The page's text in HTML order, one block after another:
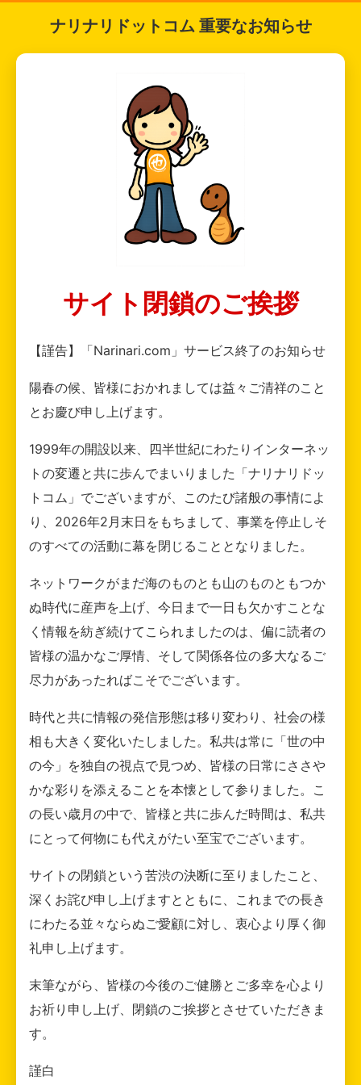
ナリナリドットコム 重要なお知らせ
サイト閉鎖のご挨拶
【謹告】「Narinari.com」サービス終了のお知らせ
陽春の候、皆様におかれましては益々ご清祥のこと
とお慶び申し上げます。
1999年の開設以来、四半世紀にわたりインターネッ
トの変遷と共に歩んでまいりました「ナリナリドッ
トコム」でございますが、このたび諸般の事情によ
り、2026年2月末日をもちまして、事業を停止しそ
のすべての活動に幕を閉じることとなりました。
ネットワークがまだ海のものとも山のものともつか
ぬ時代に産声を上げ、今日まで一日も欠かすことな
く情報を紡ぎ続けてこられましたのは、偏に読者の
皆様の温かなご厚情、そして関係各位の多大なるご
尽力があったればこそでございます。
時代と共に情報の発信形態は移り変わり、社会の様
相も大きく変化いたしました。私共は常に「世の中
の今」を独自の視点で見つめ、皆様の日常にささや
かな彩りを添えることを本懐として参りました。こ
の長い歳月の中で、皆様と共に歩んだ時間は、私共
にとって何物にも代えがたい至宝でございます。
サイトの閉鎖という苦渋の決断に至りましたこと、
深くお詫び申し上げますとともに、これまでの長き
にわたる並々ならぬご愛顧に対し、衷心より厚く御
礼申し上げます。
末筆ながら、皆様の今後のご健勝とご多幸を心より
お祈り申し上げ、閉鎖のご挨拶とさせていただきま
す。
謹白